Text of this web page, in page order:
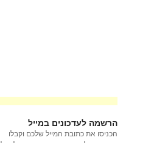
הרשמה לעדכונים במייל
הכניסו את כתובת המייל שלכם וקבלו